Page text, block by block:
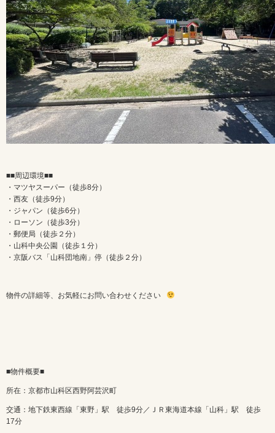
■■周辺環境■■
・マツヤスーパー（徒歩8分）
・西友（徒歩9分）
・ジャパン（徒歩6分）
・ローソン（徒歩3分）
・郵便局（徒歩２分）
・山科中央公園（徒歩１分）
・京阪バス「山科団地南」停（徒歩２分）
物件の詳細等、お気軽にお問い合わせください
■物件概要■
所在：京都市山科区西野阿芸沢町
交通：地下鉄東西線「東野」駅 徒歩9分／ＪＲ東海道本線「山科」駅 徒歩
17分